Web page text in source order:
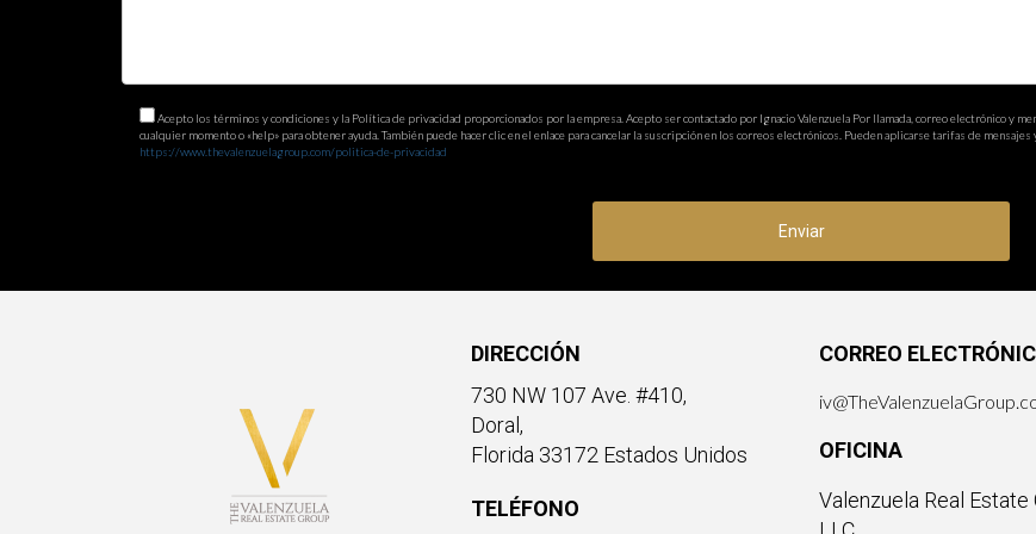
Acepto los términos y condiciones y la Política de privacidad proporcionados por la empresa. Acepto ser contactado por Ignacio Valenzuela Por llamada, correo electrónico y
cualquier momento o «help» para obtener ayuda. También puede hacer clic en el enlace para cancelar la suscripción en los correos electrónicos. Pueden aplicarse tarifas de
https://www.thevalenzuelagroup.com/politica-de-privacidad
Enviar
DIRECCIÓN
730 NW 107 Ave. #410,
Doral,
Florida 33172 Estados Unidos
TELÉFONO
CORREO
OFICINA
Valenzuela Real Estate